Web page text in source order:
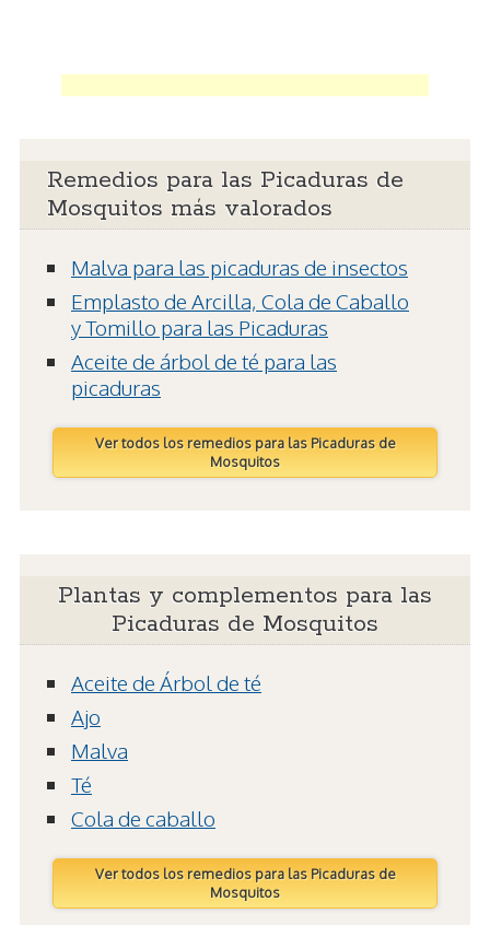
Remedios para las Picaduras de
Mosquitos más valorados
Malva para las picaduras de insectos
Emplasto de Arcilla, Cola de Caballo
y Tomillo para las Picaduras
Aceite de árbol de té para las
picaduras
Ver todos los remedios para las Picaduras de
Mosquitos
Plantas y complementos para las
Picaduras de Mosquitos
Aceite de Árbol de té
Ajo
Malva
Té
Cola de caballo
Ver todos los remedios para las Picaduras de
Mosquitos